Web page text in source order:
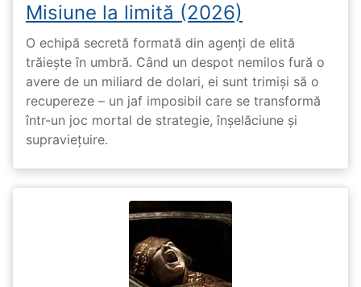
Misiune la limită (2026)
O echipă secretă formată din agenți de elită
trăiește în umbră. Când un despot nemilos fură o
avere de un miliard de dolari, ei sunt trimiși să o
recupereze – un jaf imposibil care se transformă
într-un joc mortal de strategie, înșelăciune și
supraviețuire.